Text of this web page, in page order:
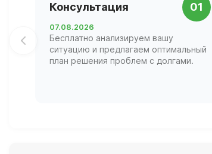
Консультация 01
07.08.2026
Бесплатно анализируем вашу
ситуацию и предлагаем оптимальный
план решения проблем с долгами.